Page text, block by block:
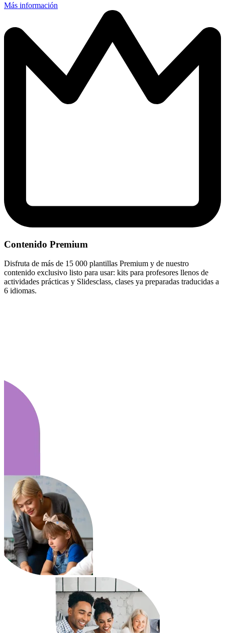
Más información
Contenido Premium
Disfruta de más de 15 000 plantillas Premium y de nuestro
contenido exclusivo listo para usar: kits para profesores llenos de
actividades prácticas y Slidesclass, clases ya preparadas traducidas a
6 idiomas.